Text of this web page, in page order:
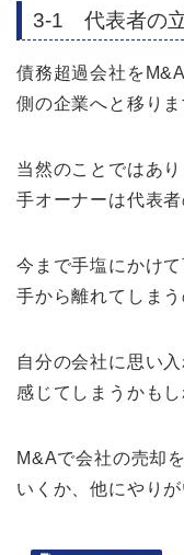
3-1 代表者の
債務超過会社を
側の企業へと移りま
当然のことではあ
手オーナーは代表
今まで手塩にかけ
手から離れてしまう
自分の会社に思い
感じてしまうかもし
M&Aで会社の売却
いくか、他にやり